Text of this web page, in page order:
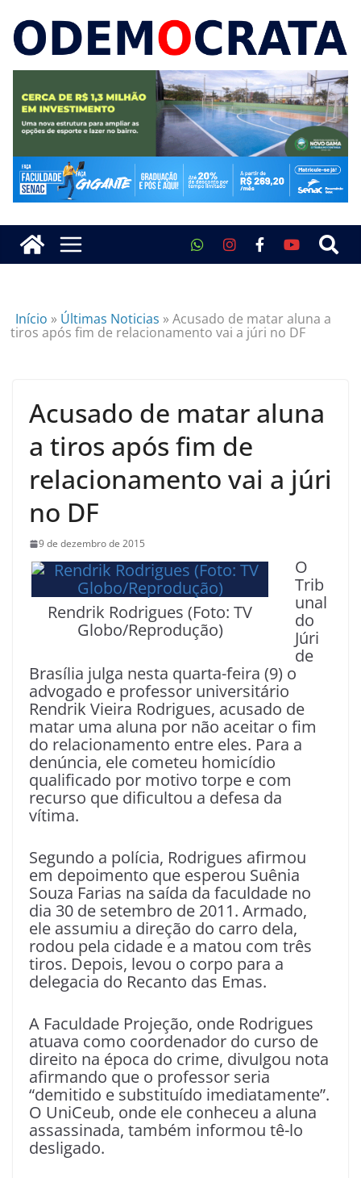
Início » Últimas Noticias »Acusado de matar aluna a
tiros após fim de relacionamento vai a júri no DF
Acusado de matar aluna
a tiros após fim de
relacionamento vai a júri
no DF
9 de dezembro de 2015
Rendrik Rodrigues (Foto: TV
Globo/Reprodução)
O
Trib
unal
do
Júri
de
Brasília julga nesta quarta-feira (9) o
advogado e professor universitário
Rendrik Vieira Rodrigues, acusado de
matar uma aluna por não aceitar o fim
do relacionamento entre eles. Para a
denúncia, ele cometeu homicídio
qualificado por motivo torpe e com
recurso que dificultou a defesa da
vítima.
Segundo a polícia, Rodrigues afirmou
em depoimento que esperou Suênia
Souza Farias na saída da faculdade no
dia 30 de setembro de 2011. Armado,
ele assumiu a direção do carro dela,
rodou pela cidade e a matou com três
tiros. Depois, levou o corpo para a
delegacia do Recanto das Emas.
A Faculdade Projeção, onde Rodrigues
atuava como coordenador do curso de
direito na época do crime, divulgou nota
afirmando que o professor seria
“demitido e substituído imediatamente”.
O UniCeub, onde ele conheceu a aluna
assassinada, também informou tê-lo
desligado.